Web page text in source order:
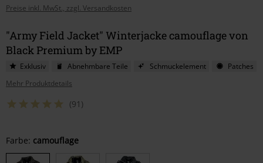
Preise inkl. MwSt., zzgl. Versandkosten
"Army Field Jacket" Winterjacke camouflage von
Black Premium by EMP
Exklusiv Abnehmbare Teile Schmuckelement
Patches
Mehr Produktdetails
(91)
Wähle
deine
Farbe: camouflage